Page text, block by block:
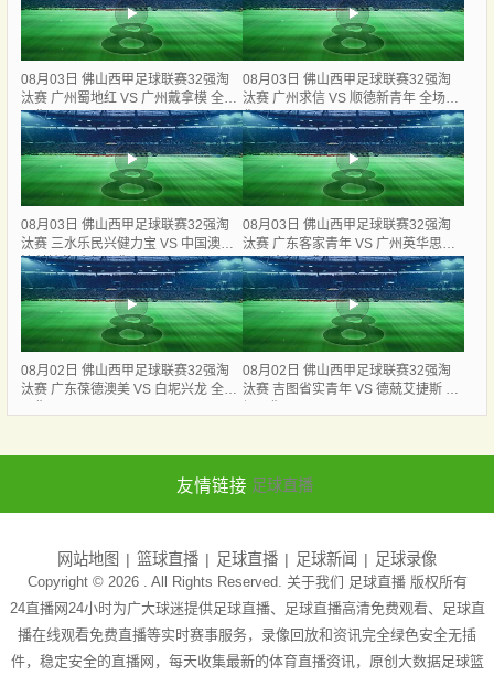
08月03日 佛山西甲足球联赛32强淘
汰赛 广州蜀地红 VS 广州戴拿模 全场
录像
08月03日 佛山西甲足球联赛32强淘
汰赛 广州求信 VS 顺德新青年 全场录
像
08月03日 佛山西甲足球联赛32强淘
汰赛 三水乐民兴健力宝 VS 中国澳门
澳科精英 全场录像
08月03日 佛山西甲足球联赛32强淘
汰赛 广东客家青年 VS 广州英华思力
U17 全场录像
08月02日 佛山西甲足球联赛32强淘
汰赛 广东葆德澳美 VS 白坭兴龙 全场
08月02日 佛山西甲足球联赛32强淘
汰赛 吉图省实青年 VS 德兢艾捷斯 全
友情链接 足球直播
网站地图 篮球直播 足球直播 足球新闻 足球录像
Copyright © 2026 . All Rights Reserved. 关于我们 足球直播版权所有
24直播网24小时为广大球迷提供足球直播、足球直播高清免费观看、足球直
播在线观看免费直播等实时赛事服务，录像回放和资讯完全绿色安全无插
件，稳定安全的直播网，每天收集最新的体育直播资讯，原创大数据足球篮